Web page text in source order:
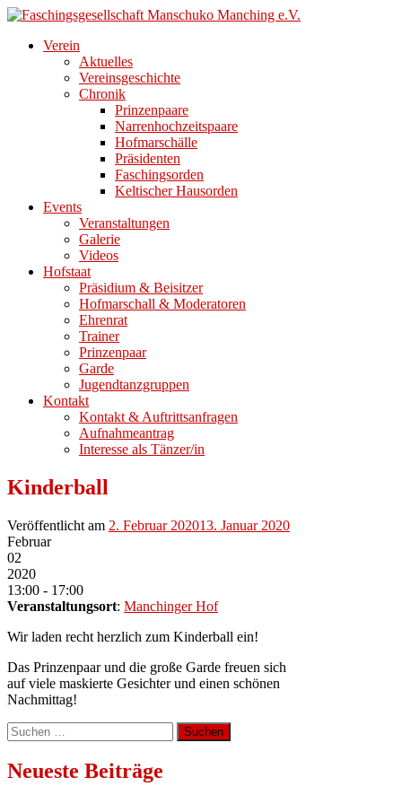
Direkt
Inhalt
Verein
Aktuelles
Vereinsgeschichte
Chronik
Prinzenpaare
Narrenhochzeitspaare
Hofmarschälle
Präsidenten
Faschingsorden
Keltischer Hausorden
Events
Veranstaltungen
Galerie
Videos
Hofstaat
Präsidium & Beisitzer
Hofmarschall & Moderatoren
Ehrenrat
Trainer
Prinzenpaar
Garde
Jugendtanzgruppen
Kontakt
Kontakt & Auftrittsanfragen
Aufnahmeantrag
Interesse als Tänzer/in
Kinderball
Veröffentlicht am 2. Februar 202013. Januar 2020
Februar
02
2020
13:00 - 17:00
Veranstaltungsort: Manchinger Hof
Wir laden recht herzlich zum Kinderball ein!
Das Prinzenpaar und die große Garde freuen sich
auf viele maskierte Gesichter und einen schönen
Nachmittag!
Suchen
nach:
Neueste Beiträge